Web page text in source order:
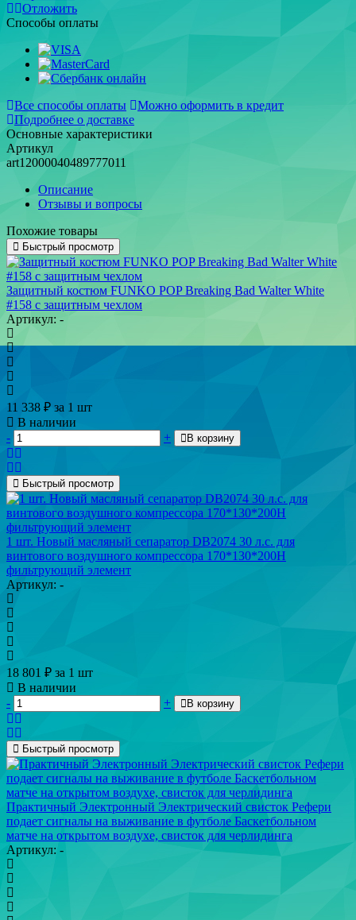
Отложить
Способы оплаты
Все способы оплаты
Можно оформить в кредит
Подробнее о доставке
Основные характеристики
Артикул
art12000040489777011
Описание
Отзывы и вопросы
Похожие товары
Быстрый просмотр
Защитный костюм FUNKO POP Breaking Bad Walter White
#158 с защитным чехлом
Артикул: -
11 338 ₽ за 1 шт
В наличии
-
+ В корзину
Быстрый просмотр
1 шт. Новый масляный сепаратор DB2074 30 л.с. для
винтового воздушного компрессора 170*130*200H
фильтрующий элемент
Артикул: -
18 801 ₽ за 1 шт
В наличии
-
+ В корзину
Быстрый просмотр
Практичный Электронный Электрический свисток Рефери
подает сигналы на выживание в футболе Баскетбольном
матче на открытом воздухе, свисток для черлидинга
Артикул: -